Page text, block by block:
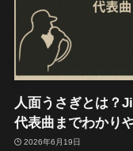
人面うさぎとは？
代表曲までわかり
2026年6月19日